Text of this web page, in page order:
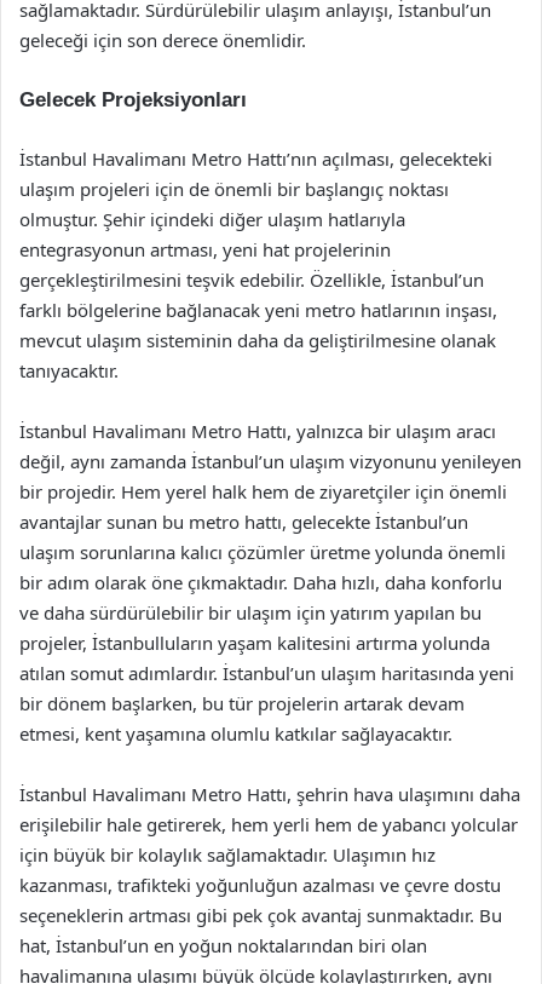
sağlamaktadır. Sürdürülebilir ulaşım anlayışı, İstanbul’un
geleceği için son derece önemlidir.
Gelecek Projeksiyonları
İstanbul Havalimanı Metro Hattı’nın açılması, gelecekteki
ulaşım projeleri için de önemli bir başlangıç noktası
olmuştur. Şehir içindeki diğer ulaşım hatlarıyla
entegrasyonun artması, yeni hat projelerinin
gerçekleştirilmesini teşvik edebilir. Özellikle, İstanbul’un
farklı bölgelerine bağlanacak yeni metro hatlarının inşası,
mevcut ulaşım sisteminin daha da geliştirilmesine olanak
tanıyacaktır.
İstanbul Havalimanı Metro Hattı, yalnızca bir ulaşım aracı
değil, aynı zamanda İstanbul’un ulaşım vizyonunu yenileyen
bir projedir. Hem yerel halk hem de ziyaretçiler için önemli
avantajlar sunan bu metro hattı, gelecekte İstanbul’un
ulaşım sorunlarına kalıcı çözümler üretme yolunda önemli
bir adım olarak öne çıkmaktadır. Daha hızlı, daha konforlu
ve daha sürdürülebilir bir ulaşım için yatırım yapılan bu
projeler, İstanbulluların yaşam kalitesini artırma yolunda
atılan somut adımlardır. İstanbul’un ulaşım haritasında yeni
bir dönem başlarken, bu tür projelerin artarak devam
etmesi, kent yaşamına olumlu katkılar sağlayacaktır.
İstanbul Havalimanı Metro Hattı, şehrin hava ulaşımını daha
erişilebilir hale getirerek, hem yerli hem de yabancı yolcular
için büyük bir kolaylık sağlamaktadır. Ulaşımın hız
kazanması, trafikteki yoğunluğun azalması ve çevre dostu
seçeneklerin artması gibi pek çok avantaj sunmaktadır. Bu
hat, İstanbul’un en yoğun noktalarından biri olan
havalimanına ulaşımı büyük ölçüde kolaylaştırırken, aynı